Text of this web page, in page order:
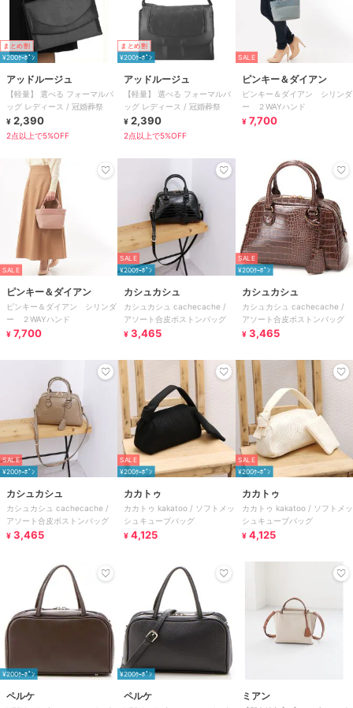
まとめ割
¥200ｸｰﾎﾟﾝ
アッドルージュ
【軽量】 選べる フォーマルバ
ッグ レディース / 冠婚葬祭
¥ 2,390
2点以上で5%OFF
まとめ割
¥200ｸｰﾎﾟﾝ
アッドルージュ
【軽量】 選べる フォーマルバ
ッグ レディース / 冠婚葬祭
¥ 2,390
2点以上で5%OFF
SALE
ピンキー＆ダイアン
ピンキー＆ダイアン シリンダ
ー ２WAYハンド
¥ 7,700
SALE
ピンキー＆ダイアン
ピンキー＆ダイアン シリンダ
ー ２WAYハンド
¥ 7,700
SALE
¥200ｸｰﾎﾟﾝ
カシュカシュ
カシュカシュ cachecache /
アソート合皮ボストンバッグ
¥ 3,465
SALE
¥200ｸｰﾎﾟﾝ
カシュカシュ
カシュカシュ cachecache /
アソート合皮ボストンバッグ
¥ 3,465
SALE
¥200ｸｰﾎﾟﾝ
カシュカシュ
カシュカシュ cachecache /
アソート合皮ボストンバッグ
¥ 3,465
SALE
¥200ｸｰﾎﾟﾝ
カカトゥ
カカトゥ kakatoo / ソフトメッ
シュキューブバッグ
¥ 4,125
SALE
¥200ｸｰﾎﾟﾝ
カカトゥ
カカトゥ kakatoo / ソフトメッ
シュキューブバッグ
¥ 4,125
¥200ｸｰﾎﾟﾝ
ペルケ
¥200ｸｰﾎﾟﾝ
ペルケ ミアン